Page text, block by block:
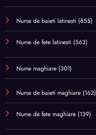
Nume de baieti latinesti (855)
Nume de fete latinesti (563)
Nume maghiare (301)
Nume de baieti maghiare (162)
Nume de fete maghiare (139)